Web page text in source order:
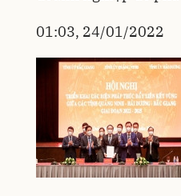
01:03, 24/01/2022